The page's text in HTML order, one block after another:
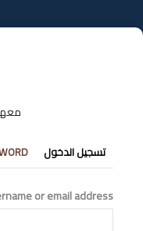
إلى
المحتوى
التبويبات
الأساسية
تسجيل الدخول
or email address